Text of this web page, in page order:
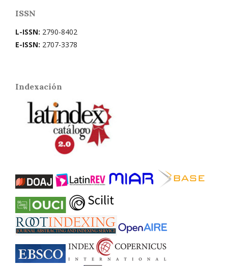
ISSN
L-ISSN: 2790-8402
E-ISSN: 2707-3378
Indexación